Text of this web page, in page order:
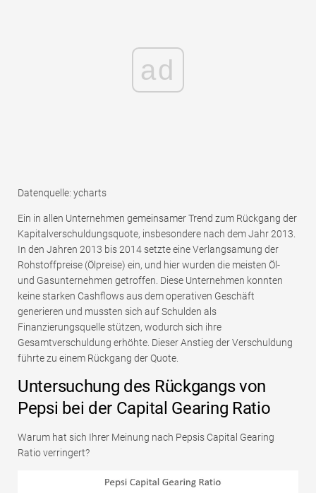
ad
Datenquelle: ycharts
Ein in allen Unternehmen gemeinsamer Trend zum Rückgang der
Kapitalverschuldungsquote, insbesondere nach dem Jahr 2013.
In den Jahren 2013 bis 2014 setzte eine Verlangsamung der
Rohstoffpreise (Ölpreise) ein, und hier wurden die meisten Öl-
und Gasunternehmen getroffen. Diese Unternehmen konnten
keine starken Cashflows aus dem operativen Geschäft
generieren und mussten sich auf Schulden als
Finanzierungsquelle stützen, wodurch sich ihre
Gesamtverschuldung erhöhte. Dieser Anstieg der Verschuldung
führte zu einem Rückgang der Quote.
Untersuchung des Rückgangs von
Pepsi bei der Capital Gearing Ratio
Warum hat sich Ihrer Meinung nach Pepsis Capital Gearing
Ratio verringert?